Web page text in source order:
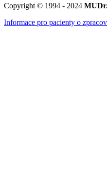
Copyright © 1994 - 2024
Informace pro pacienty o